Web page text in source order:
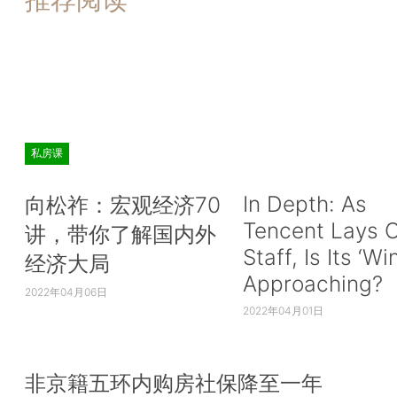
私房课
向松祚：宏观经济70
讲，带你了解国内外
经济大局
2022年04月06日
In Depth: As
Tencent Lays
Staff, Is Its
Approaching?
2022年04月01日
非京籍五环内购房社保降至一年